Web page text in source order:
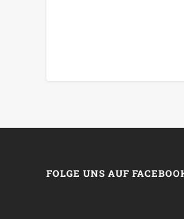
FOLGE UNS AUF